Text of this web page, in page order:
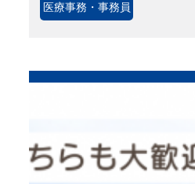
医療事務・事務員